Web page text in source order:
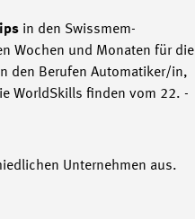
in den Swissmem-
Wochen und Monaten für die
den Berufen Automatiker/in,
WorldSkills finden vom 22. -
Unternehmen aus.